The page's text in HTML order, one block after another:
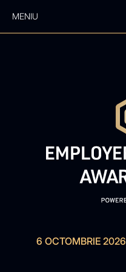
MENIU
6 OCTOMBRIE 2026